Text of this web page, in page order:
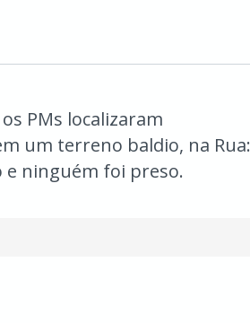
PMs localizaram
um terreno baldio, na Rua:
e ninguém foi preso.